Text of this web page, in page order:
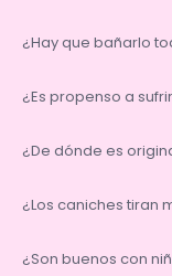
¿Hay que bañarlo
¿Es propenso a
¿De dónde es
¿Los caniches tiran
¿Son buenos con